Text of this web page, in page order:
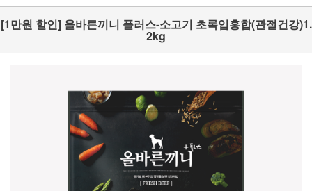
[1만원 할인] 올바른끼니 플러스-소고기 초록입홍합(관절건강)1.
2kg